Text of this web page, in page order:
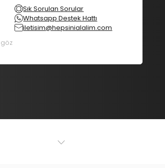
Sık Sorulan Sorular
Whatsapp Destek Hattı
iletisim@hepsinialalim.com